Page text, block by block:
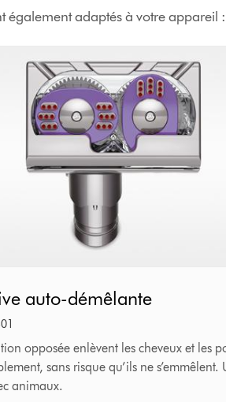
également adaptés à votre appareil :
auto-démêlante
opposée enlèvent les cheveux et les
sans risque qu’ils ne
animaux.